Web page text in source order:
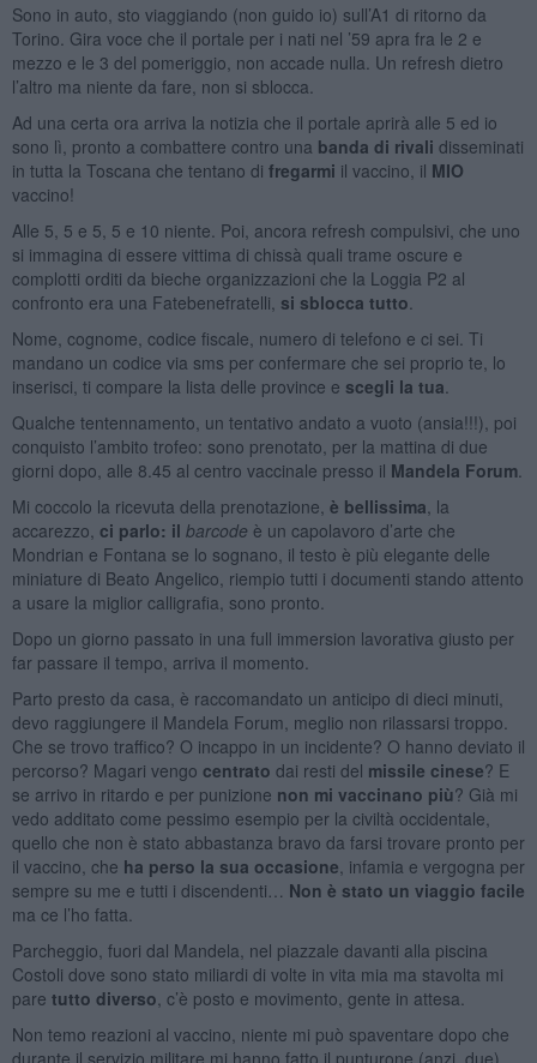
Sono in auto, sto viaggiando (non guido io) sull’A1 di ritorno da
Torino. Gira voce che il portale per i nati nel ’59 apra fra le 2 e
mezzo e le 3 del pomeriggio, non accade nulla. Un refresh dietro
l’altro ma niente da fare, non si sblocca.
Ad una certa ora arriva la notizia che il portale aprirà alle 5 ed io
sono lì, pronto a combattere contro una banda di rivali disseminati
in tutta la Toscana che tentano di fregarmi il vaccino, il MIO
vaccino!
Alle 5, 5 e 5, 5 e 10 niente. Poi, ancora refresh compulsivi, che uno
si immagina di essere vittima di chissà quali trame oscure e
complotti orditi da bieche organizzazioni che la Loggia P2 al
confronto era una Fatebenefratelli, si sblocca tutto
Nome, cognome, codice fiscale, numero di telefono e ci sei. Ti
mandano un codice via sms per confermare che sei proprio te, lo
inserisci, ti compare la lista delle province e scegli la tua
Qualche tentennamento, un tentativo andato a vuoto (ansia!!!), poi
conquisto l’ambito trofeo: sono prenotato, per la mattina di due
giorni dopo, alle 8.45 al centro vaccinale presso il Mandela Forum.
Mi coccolo la ricevuta della prenotazione, è bellissima , la
accarezzo, ci parlo: il barcode è un capolavoro d’arte che
Mondrian e Fontana se lo sognano, il testo è più elegante delle
miniature di Beato Angelico, riempio tutti i documenti stando attento
a usare la miglior calligrafia, sono pronto.
Dopo un giorno passato in una full immersion lavorativa giusto per
far passare il tempo, arriva il momento.
Parto presto da casa, è raccomandato un anticipo di dieci minuti,
devo raggiungere il Mandela Forum, meglio non rilassarsi troppo.
Che se trovo traffico? O incappo in un incidente? O hanno deviato il
percorso? Magari vengo centrato dai resti del missile cinese? E
se arrivo in ritardo e per punizione non mi vaccinano più? Già mi
vedo additato come pessimo esempio per la civiltà occidentale,
quello che non è stato abbastanza bravo da farsi trovare pronto per
il vaccino, che ha perso la sua occasione , infamia e vergogna per
sempre su me e tutti i discendenti… Non è stato un viaggio facile
ma ce l’ho fatta.
Parcheggio, fuori dal Mandela, nel piazzale davanti alla piscina
Costoli dove sono stato miliardi di volte in vita mia ma stavolta mi
pare tutto diverso , c’è posto e movimento, gente in attesa.
Non temo reazioni al vaccino, niente mi può spaventare dopo che
durante il servizio militare mi hanno fatto il punturone (anzi, due),